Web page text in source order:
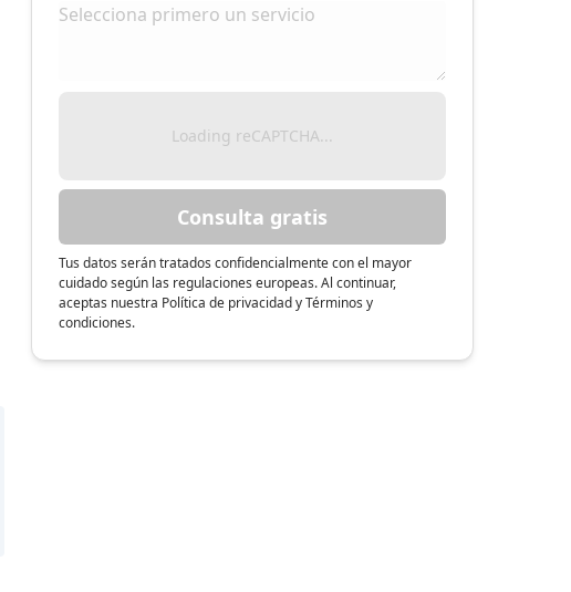
Loading reCAPTCHA...
Consulta gratis
Tus datos serán tratados confidencialmente con el mayor
cuidado según las regulaciones europeas. Al continuar,
aceptas nuestra Política de privacidad y Términos y
condiciones.